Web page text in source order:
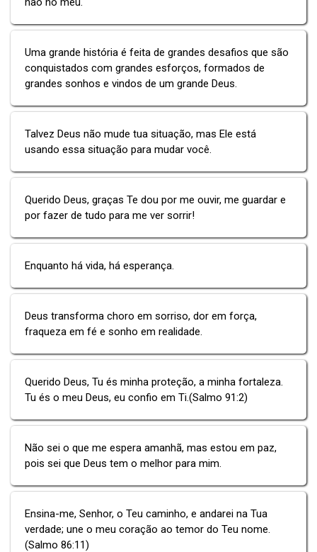
Uma grande história é feita de grandes desafios que são
conquistados com grandes esforços, formados de
grandes sonhos e vindos de um grande Deus.
Talvez Deus não mude tua situação, mas Ele está
usando essa situação para mudar você.
Querido Deus, graças Te dou por me ouvir, me guardar e
por fazer de tudo para me ver sorrir!
Enquanto há vida, há esperança.
Deus transforma choro em sorriso, dor em força,
fraqueza em fé e sonho em realidade.
Querido Deus, Tu és minha proteção, a minha fortaleza.
Tu és o meu Deus, eu confio em Ti.(Salmo 91:2)
Não sei o que me espera amanhã, mas estou em paz,
pois sei que Deus tem o melhor para mim.
Ensina-me, Senhor, o Teu caminho, e andarei na Tua
verdade; une o meu coração ao temor do Teu nome.
(Salmo 86:11)